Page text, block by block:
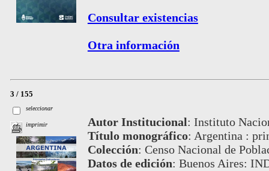
Consultar existencias
Otra información
3 / 155
seleccionar
imprimir Autor Institucional: Instituto
Título monográfico: Argentina :
Colección: Censo Nacional de
Datos de edición: Buenos Aires: